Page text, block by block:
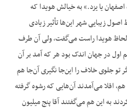
یا یزد.» به خیالش هویدا که
زیبایی شهر این‌ها تأثیر زیادی
هویدا راست می‌گفت، ولی آن طرف
اول در جهان اندک بود هر که آمد بر آن
تو جلوی خلاف را این‌جا نگیری آن‌جا هم
اقلا می‌آمدند آن‌هایی که رشوه گرفته
به این هم می‌گفتند آقا پنج میلیون